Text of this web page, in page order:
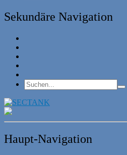
Sekundäre Navigation
Haupt-Navigation